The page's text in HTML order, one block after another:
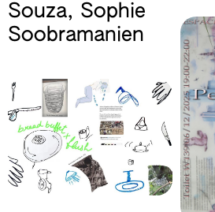
Souza, Sophie
Soobramanien